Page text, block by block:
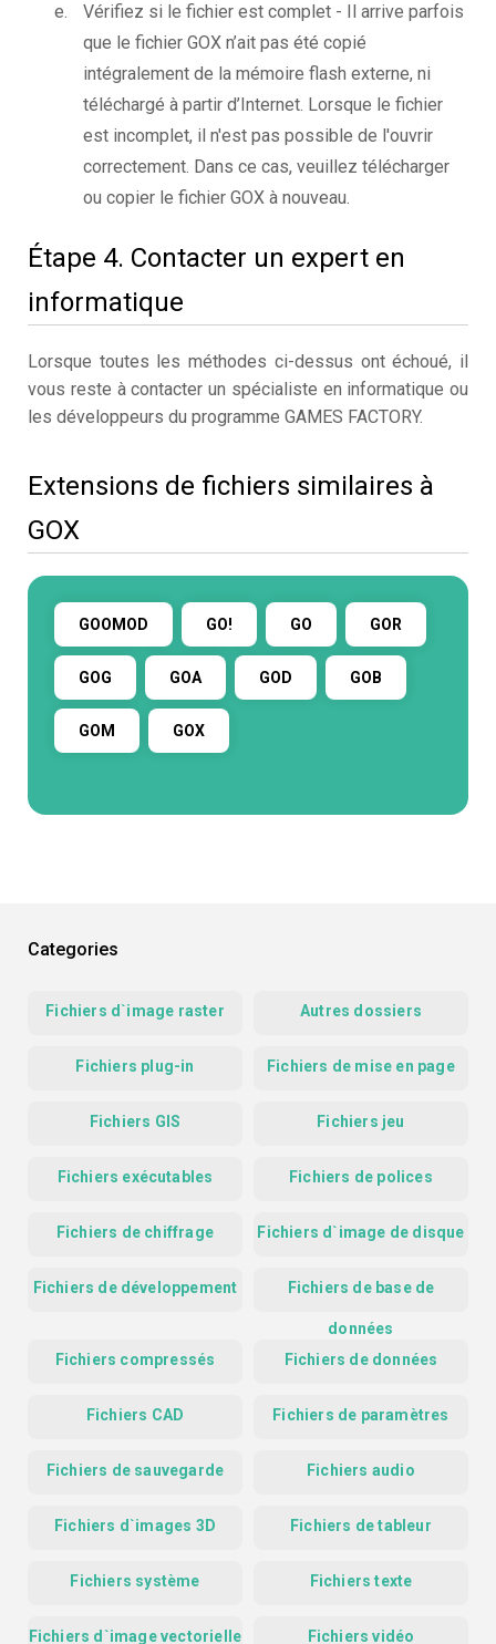
Vérifiez si le fichier est complet - Il arrive parfois
que le fichier GOX n’ait pas été copié
intégralement de la mémoire flash externe, ni
téléchargé à partir d’Internet. Lorsque le fichier
est incomplet, il n'est pas possible de l'ouvrir
correctement. Dans ce cas, veuillez télécharger
ou copier le fichier GOX à nouveau.
Étape 4. Contacter un expert en
informatique
Lorsque toutes les méthodes ci-dessus ont échoué, il
vous reste à contacter un spécialiste en informatique ou
les développeurs du programme GAMES FACTORY.
Extensions de fichiers similaires à
GOX
GOOMOD GO! GO GOR
GOG GOA GOD GOB
GOM GOX
Categories
Fichiers d`image raster Autres dossiers
Fichiers plug-in Fichiers de mise en page
Fichiers GIS Fichiers jeu
Fichiers exécutables Fichiers de polices
Fichiers de chiffrage Fichiers d`image de disque
Fichiers de développement Fichiers de base de
données
Fichiers compressés
Fichiers de données
Fichiers CAD Fichiers de paramètres
Fichiers de sauvegarde Fichiers audio
Fichiers d`images 3D Fichiers de tableur
Fichiers système Fichiers texte
Fichiers d`image vectorielle Fichiers vidéo